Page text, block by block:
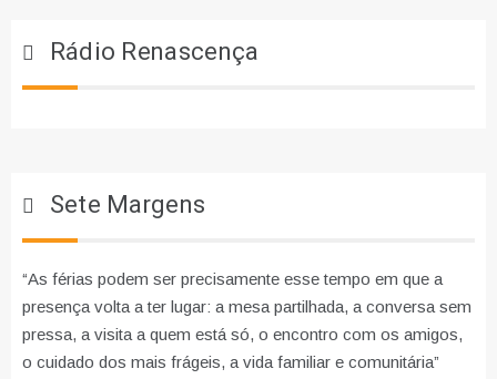
Rádio Renascença
Sete Margens
“As férias podem ser precisamente esse tempo em que a
presença volta a ter lugar: a mesa partilhada, a conversa sem
pressa, a visita a quem está só, o encontro com os amigos,
o cuidado dos mais frágeis, a vida familiar e comunitária”